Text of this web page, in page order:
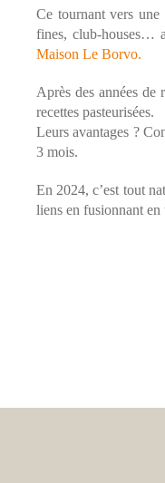
Ce tournant vers une
fines, club-houses…
Maison Le Borvo.
Après des années de
recettes pasteurisées.
Leurs avantages ?
3 mois.
En 2024, c’est tout
liens en fusionnant en